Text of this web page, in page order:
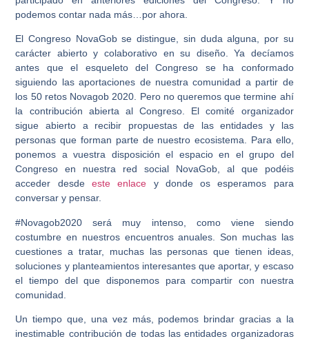
podemos contar nada más…por ahora.
El Congreso NovaGob se distingue, sin duda alguna, por su
carácter abierto y colaborativo en su diseño. Ya decíamos
antes que el esqueleto del Congreso se ha conformado
siguiendo las aportaciones de nuestra comunidad a partir de
los 50 retos Novagob 2020. Pero no queremos que termine ahí
la contribución abierta al Congreso. El comité organizador
sigue abierto a recibir propuestas de las entidades y las
personas que forman parte de nuestro ecosistema. Para ello,
ponemos a vuestra disposición el espacio en el grupo del
Congreso en nuestra red social NovaGob, al que podéis
acceder desde este enlace y donde os esperamos para
conversar y pensar.
#Novagob2020 será muy intenso, como viene siendo
costumbre en nuestros encuentros anuales. Son muchas las
cuestiones a tratar, muchas las personas que tienen ideas,
soluciones y planteamientos interesantes que aportar, y escaso
el tiempo del que disponemos para compartir con nuestra
comunidad.
Un tiempo que, una vez más, podemos brindar gracias a la
inestimable contribución de todas las entidades organizadoras